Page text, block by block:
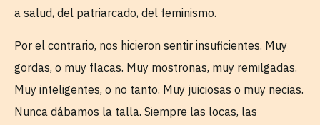
a salud, del patriarcado, del feminismo.
Por el contrario, nos hicieron sentir insuficientes. Muy
gordas, o muy flacas. Muy mostronas, muy remilgadas.
Muy inteligentes, o no tanto. Muy juiciosas o muy necias.
Nunca dábamos la talla. Siempre las locas, las